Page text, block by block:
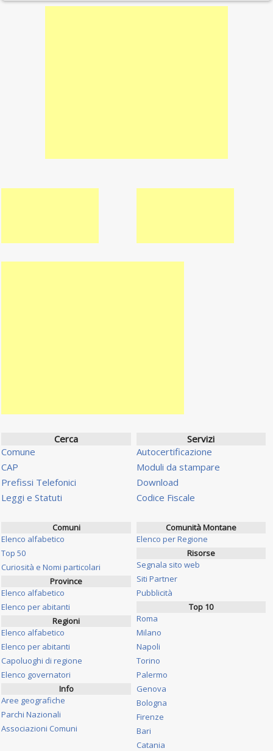
Cerca
Comune
CAP
Prefissi Telefonici
Leggi e Statuti
Servizi
Autocertificazione
Moduli da stampare
Download
Codice Fiscale
Comuni
Elenco alfabetico
Top 50
Curiosità e Nomi particolari
Province
Elenco alfabetico
Elenco per abitanti
Regioni
Elenco alfabetico
Elenco per abitanti
Capoluoghi di regione
Elenco governatori
Info
Aree geografiche
Parchi Nazionali
Associazioni Comuni
Comunità Montane
Elenco per Regione
Risorse
Segnala sito web
Siti Partner
Pubblicità
Top 10
Roma
Milano
Napoli
Torino
Palermo
Genova
Bologna
Firenze
Bari
Catania